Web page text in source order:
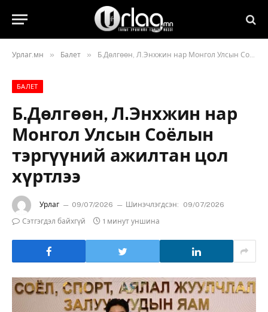
Урлаг.мн » Балет » Б.Дөлгөөн, Л.Энхжин нар Монгол Улсын Соёлын тэргүүний ажилтан цол хүртлээ
БАЛЕТ
Б.Дөлгөөн, Л.Энхжин нар
Монгол Улсын Соёлын
тэргүүний ажилтан цол
хүртлээ
Урлаг 09/07/2026 Шинэчлэгдсэн:
09/07/2026
Сэтгэгдэл байхгүй
1 минут уншина